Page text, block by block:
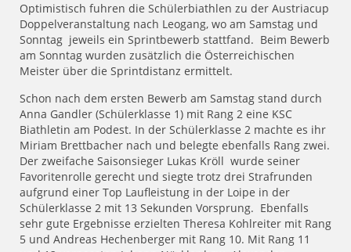
Optimistisch fuhren die Schülerbiathlen zu der Austriacup
Doppelveranstaltung nach Leogang, wo am Samstag und
Sonntag jeweils ein Sprintbewerb stattfand. Beim Bewerb
am Sonntag wurden zusätzlich die Österreichischen
Meister über die Sprintdistanz ermittelt.
Schon nach dem ersten Bewerb am Samstag stand durch
Anna Gandler (Schülerklasse 1) mit Rang 2 eine KSC
Biathletin am Podest. In der Schülerklasse 2 machte es ihr
Miriam Brettbacher nach und belegte ebenfalls Rang zwei.
Der zweifache Saisonsieger Lukas Kröll wurde seiner
Favoritenrolle gerecht und siegte trotz drei Strafrunden
aufgrund einer Top Laufleistung in der Loipe in der
Schülerklasse 2 mit 13 Sekunden Vorsprung. Ebenfalls
sehr gute Ergebnisse erzielten Theresa Kohlreiter mit Rang
5 und Andreas Hechenberger mit Rang 10. Mit Rang 11